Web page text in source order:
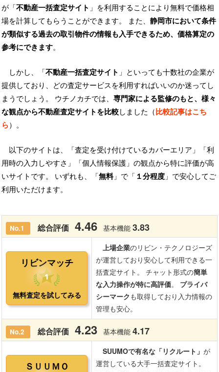
が「不動産一括査定サイト 」を利用することにより無料で価格相
場を計算してもらうことができます。 また、 静岡市において条件
が類似する過去の取引物件の情報も入手できるため、価格算定の
参考にできます。
しかし、「不動産一括査定サイト 」といっても十数社の企業が
提供しており、どの査定サービスを利用すればいいのか迷ってし
まうでしょう。 ウチノカチでは、 専門家による監修のもと、様々
な観点から不動産査定サイトを比較しました（比較記事はこち
ら）。
以下のサイトは、「査定を受け付けているカバーエリア」「利
用時の入力しやすさ」「個人情報保護」の観点から特に評価が高
いサイトです。 いずれも、「無料」で「 １分程度 」で安心してご
利用いただけます。